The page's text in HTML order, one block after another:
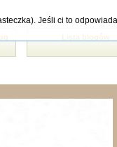
Jeśli ci to